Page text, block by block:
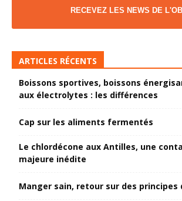
RECEVEZ LES NEWS DE
ARTICLES RÉCENTS
Boissons sportives, boissons
aux électrolytes : les différences
Cap sur les aliments fermentés
Le chlordécone aux Antilles, une
majeure inédite
Manger sain, retour sur des principes